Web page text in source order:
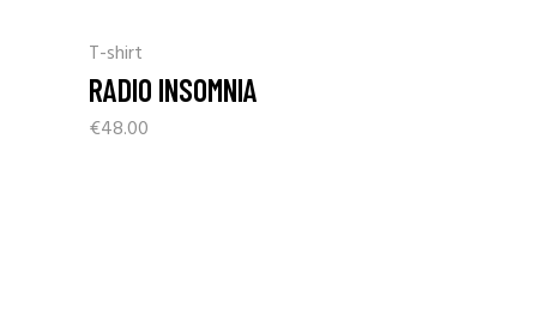
T-shirt
RADIO INSOMNIA
€48.00